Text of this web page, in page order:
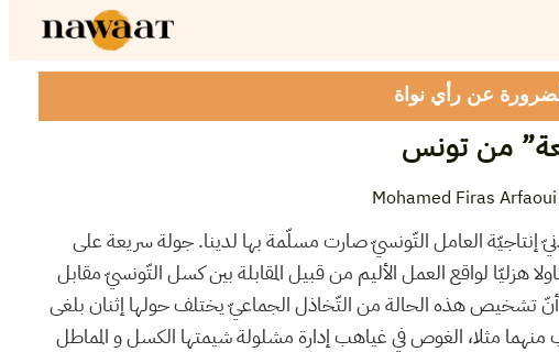
عن رأي نواة
من تونس
Mohamed Firas Arfaoui
إنتاجيّة العامل التّونسيّ صارت مسلّمة بها لدينا. جولة سريعة على
هزليّا لواقع العمل الأليم من قبيل المقابلة بين كسل التّونسيّ مقابل
أنّ تشخيص هذه الحالة من التّخاذل الجماعيّ يختلف حولها إثنان بلغى
مثلا، الغوص في غياهب إدارة مشلولة شيمتها الكسل و المماطل